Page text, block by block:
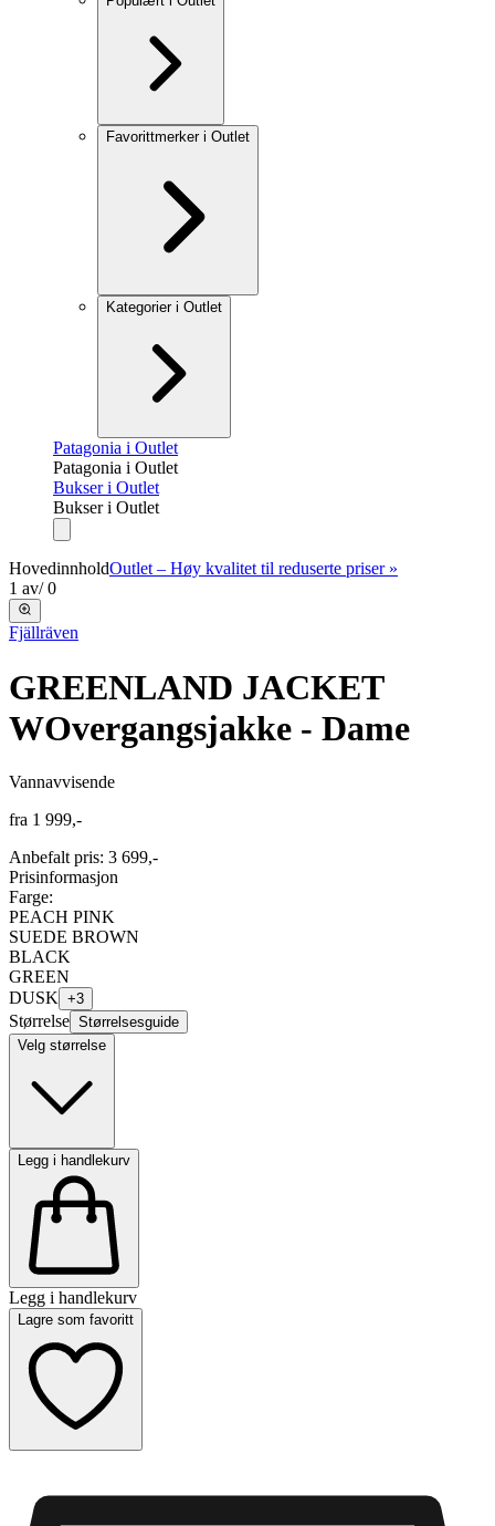
Favorittmerker i Outlet
Kategorier i Outlet
Patagonia i Outlet
Patagonia i Outlet
Bukser i Outlet
Bukser i Outlet
HovedinnholdOutlet – Høy kvalitet til reduserte priser »
1 av/ 0
Fjällräven
GREENLAND JACKET
WOvergangsjakke - Dame
Vannavvisende
fra 1 999,-
Anbefalt pris: 3 699,-
Prisinformasjon
Farge:
PEACH PINK
SUEDE BROWN
BLACK
GREEN
DUSK +3
Størrelse Størrelsesguide
Velg størrelse
Legg i handlekurv
Legg i handlekurv
Lagre som favoritt